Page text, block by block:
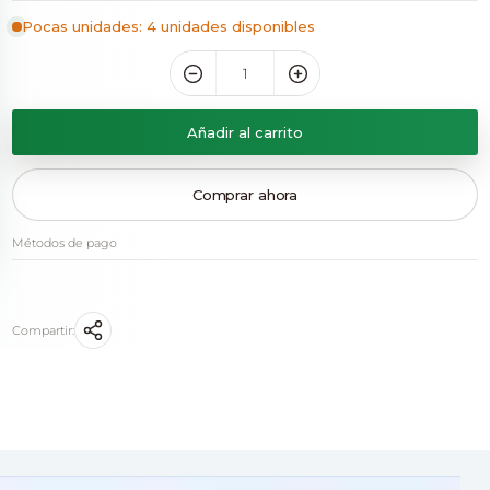
Pocas unidades: 4 unidades disponibles
Añadir al carrito
Comprar ahora
Métodos de pago
Compartir: